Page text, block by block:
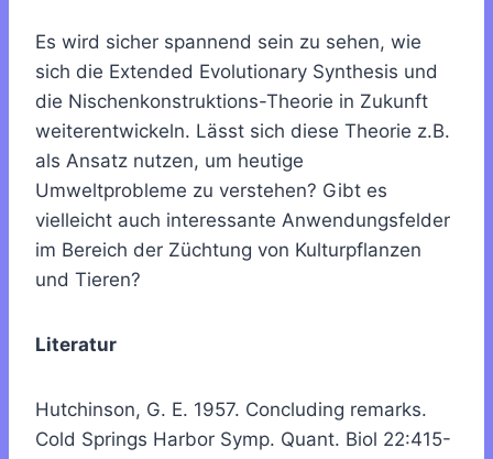
Es wird sicher spannend sein zu sehen, wie
sich die Extended Evolutionary Synthesis und
die Nischenkonstruktions-Theorie in Zukunft
weiterentwickeln. Lässt sich diese Theorie z.B.
als Ansatz nutzen, um heutige
Umweltprobleme zu verstehen? Gibt es
vielleicht auch interessante Anwendungsfelder
im Bereich der Züchtung von Kulturpflanzen
und Tieren?
Literatur
Hutchinson, G. E. 1957. Concluding remarks.
Cold Springs Harbor Symp. Quant. Biol 22:415-